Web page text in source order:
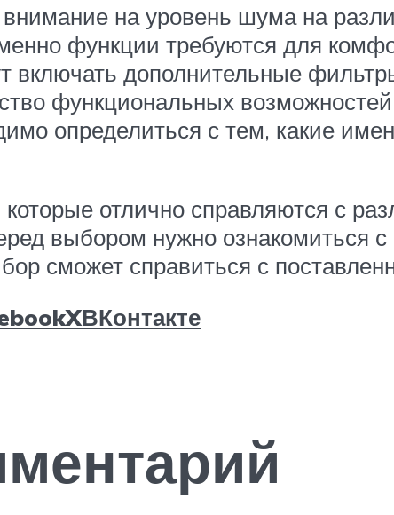
на уровень шума на
функции требуются для
включать дополнительные
функциональных
определиться с тем, какие
отлично справляются с
выбором нужно ознакомиться
сможет справиться с
XВКонтакте